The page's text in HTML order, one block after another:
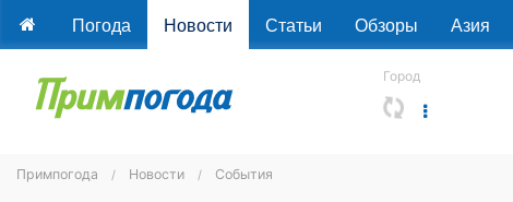
Погода Новости Статьи Обзоры Азия
Город
Примпогода Новости События